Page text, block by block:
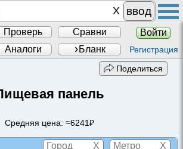
ввод
Проверь Сравни
Войти
Аналоги Бланк Регистрация
Поделиться
панель
Средняя цена: ≈6241₽
X X